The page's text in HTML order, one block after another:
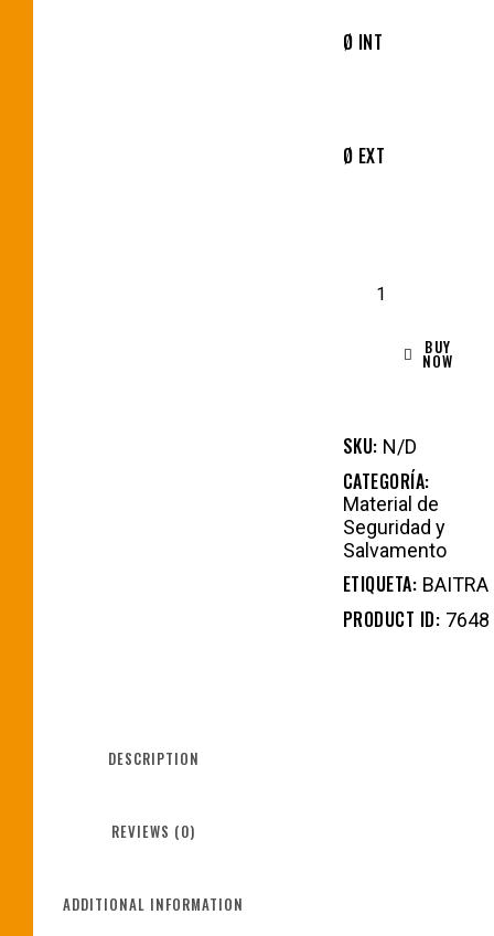
Ø INT
Ø EXT
BUY
NOW
SKU: N/D
CATEGORÍA:
Material de
Seguridad y
Salvamento
ETIQUETA: BAITRA
PRODUCT ID: 7648
DESCRIPTION
REVIEWS (0)
ADDITIONAL INFORMATION